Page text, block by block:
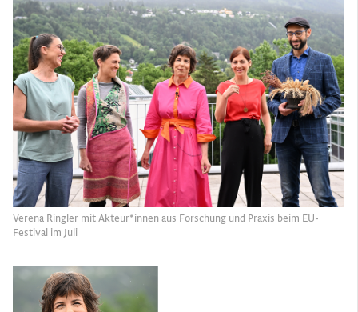
Verena Ringler mit Akteur*innen aus Forschung und Praxis beim EU-
Festival im Juli